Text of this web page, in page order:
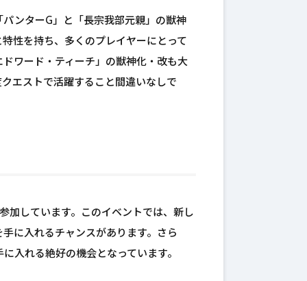
ンターG」と「長宗我部元親」の獣神
性を持ち、多くのプレイヤーにとって
ワード・ティーチ」の獣神化・改も大
エストで活躍すること間違いなしで
加しています。このイベントでは、新し
に入れるチャンスがあります。さら
入れる絶好の機会となっています。